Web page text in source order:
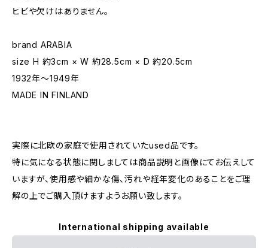
ヒビや欠けはありません。
brand ARABIA
size H 約3cm × W 約28.5cm × D 約20.5cm
1932年〜1949年
MADE IN FINLAND
実際に北欧の家庭で使用されていたused品です。
特に気になる状態に関しましては商品説明と画像にてお伝えして
いますが、使用感や細かな傷、汚れや経年変化のあることをご理
解の上でご購入頂けますようお願い致します。
International shipping available